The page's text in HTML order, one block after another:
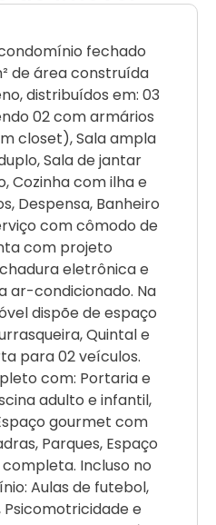
fechado
de área construída
distribuídos em: 03
02 com armários
closet), Sala ampla
Sala de jantar
Cozinha com ilha e
Despensa, Banheiro
com cômodo de
com projeto
eletrônica e
ar-condicionado. Na
dispõe de espaço
Quintal e
para 02 veículos.
com: Portaria e
adulto e infantil,
gourmet com
Parques, Espaço
Incluso no
Aulas de futebol,
Psicomotricidade e